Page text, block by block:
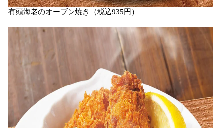
有頭海老のオーブン焼き（税込935円）